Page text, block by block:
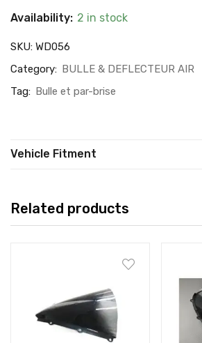
Availability: 2 in stock
SKU: WD056
Category: BULLE & DEFLECTEUR AIR
Tag: Bulle et par-brise
Vehicle Fitment
Related products